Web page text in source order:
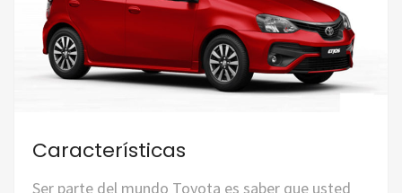
Características
Ser parte del mundo Toyota es saber que usted